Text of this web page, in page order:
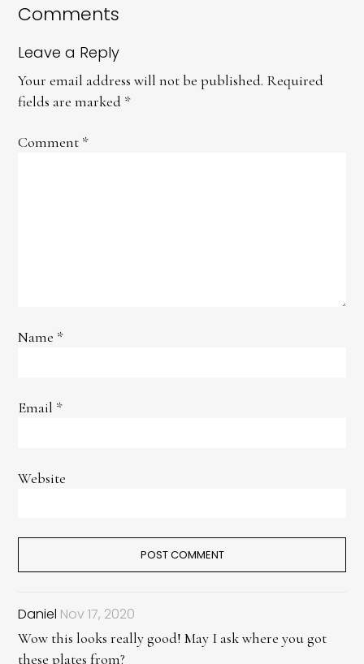
Comments
Leave a Reply
Your email address will not be published. Required
fields are marked *
Comment *
Name *
Email *
Website
Daniel Nov 17, 2020
Wow this looks really good! May I ask where you got
these plates from?